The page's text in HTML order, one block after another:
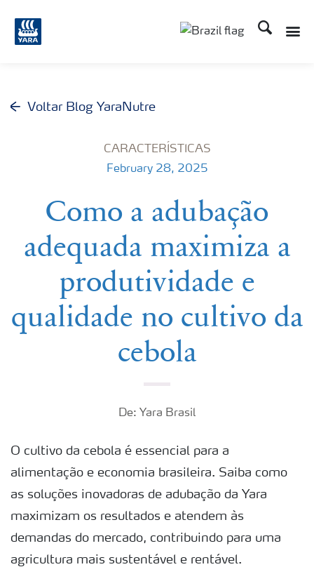
Busca
Voltar Blog YaraNutre
CARACTERÍSTICAS
February 28, 2025
Como a adubação
adequada maximiza a
produtividade e
qualidade no cultivo da
cebola
De: Yara Brasil
O cultivo da cebola é essencial para a
alimentação e economia brasileira. Saiba como
as soluções inovadoras de adubação da Yara
maximizam os resultados e atendem às
demandas do mercado, contribuindo para uma
agricultura mais sustentável e rentável.